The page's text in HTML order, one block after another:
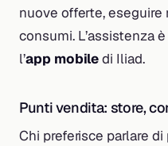
nuove offerte, eseguire
consumi. L’assistenza
l’app mobiledi Iliad.
Punti vendita: store,
Chi preferisce parlare